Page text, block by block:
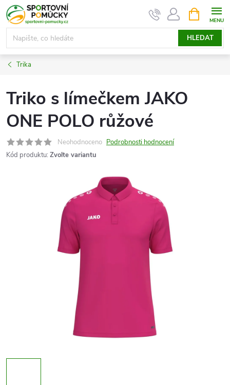
Přejít
na
obsah
HLEDAT
NÁKUPNÍ
KOŠÍK
Trika
Triko s límečkem JAKO
ONE POLO růžové
Neohodnoceno Podrobnosti hodnocení
Kód produktu: Zvolte variantu